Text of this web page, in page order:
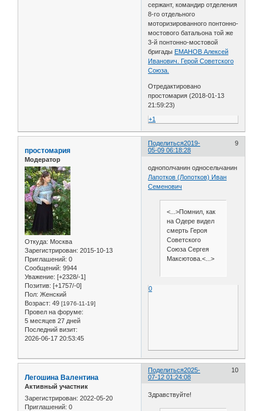
сержант, командир отделения
8-го отдельного
моторизированного понтонно-
мостового батальона той же
3-й понтонно-мостовой
бригады ЕМАНОВ Алексей
Иванович. Герой Советского
Союза.
Отредактировано
простомария (2018-01-13
21:59:23)
+1
Поделиться 9
2019-
05-09 06:18:28
простомария
Модератор
Откуда: Москва
Зарегистрирован: 2015-10-13
Приглашений: 0
Сообщений: 9944
Уважение: [+2328/-1]
Позитив: [+1757/-0]
Пол: Женский
Возраст: 49 [1976-11-19]
Провел на форуме:
5 месяцев 27 дней
Последний визит:
2026-06-17 20:53:45
однополчанин односельчанин
Лапотков (Лопотков) Иван
Семенович
<...>Помнил, как
на Одере видел
смерть Героя
Советского
Союза Сергея
Максютова.<...>
0
Поделиться 10
2025-
07-12 01:24:08
Легошина Валентина
Активный участник
Зарегистрирован: 2022-05-20
Приглашений: 0
Здравствуйте!